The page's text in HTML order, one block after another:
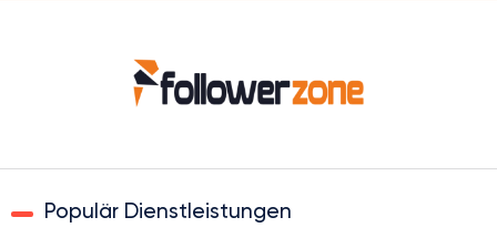
Populär Dienstleistungen